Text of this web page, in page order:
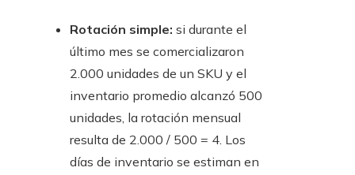
Rotación simple: si durante el
último mes se comercializaron
2.000 unidades de un SKU y el
inventario promedio alcanzó 500
unidades, la rotación mensual
resulta de 2.000 / 500 = 4. Los
días de inventario se estiman en